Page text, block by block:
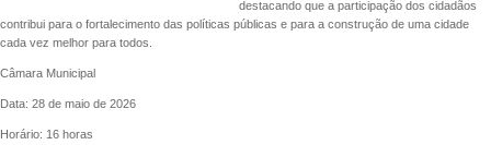
destacando que a participação dos cidadãos
contribui para o fortalecimento das políticas públicas e para a construção de uma cidade
cada vez melhor para todos.
Câmara Municipal
Data: 28 de maio de 2026
Horário: 16 horas